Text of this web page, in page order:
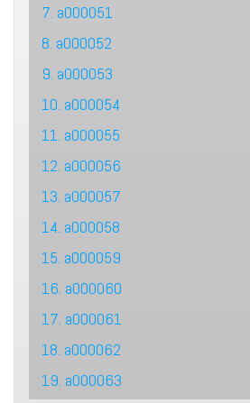
7. a000051
8. a000052
9. a000053
10. a000054
11. a000055
12. a000056
13. a000057
14. a000058
15. a000059
16. a000060
17. a000061
18. a000062
19. a000063